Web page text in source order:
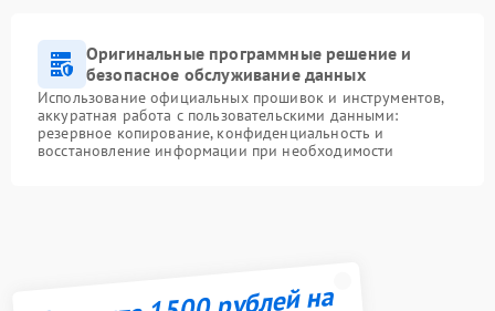
Оригинальные программные решение и
безопасное обслуживание данных
Использование официальных прошивок и инструментов,
аккуратная работа с пользовательскими данными:
резервное копирование, конфиденциальность и
восстановление информации при необходимости